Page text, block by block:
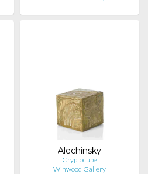
Alechinsky
Cryptocube
Winwood Gallery